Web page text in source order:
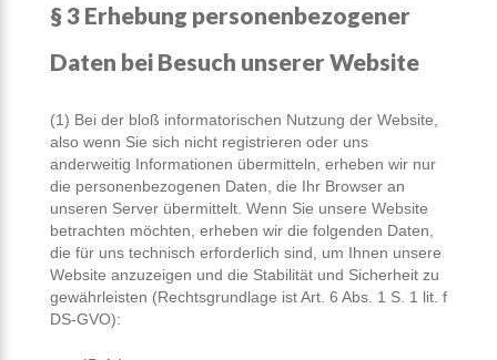
§ 3 Erhebung personenbezogener
Daten bei Besuch unserer Website
(1) Bei der bloß informatorischen Nutzung der Website,
also wenn Sie sich nicht registrieren oder uns
anderweitig Informationen übermitteln, erheben wir nur
die personenbezogenen Daten, die Ihr Browser an
unseren Server übermittelt. Wenn Sie unsere Website
betrachten möchten, erheben wir die folgenden Daten,
die für uns technisch erforderlich sind, um Ihnen unsere
Website anzuzeigen und die Stabilität und Sicherheit zu
gewährleisten (Rechtsgrundlage ist Art. 6 Abs. 1 S. 1 lit. f
DS-GVO):